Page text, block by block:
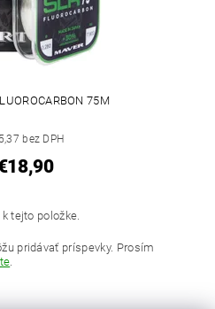
75M
bez DPH
tejto položke.
pridávať príspevky. Prosím